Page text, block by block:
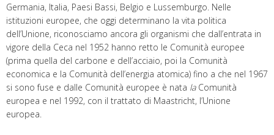
Germania, Italia, Paesi Bassi, Belgio e Lussemburgo. Nelle
istituzioni europee, che oggi determinano la vita politica
dell’Unione, riconosciamo ancora gli organismi che dall’entrata in
vigore della Ceca nel 1952 hanno retto le Comunità europee
(prima quella del carbone e dell’acciaio, poi la Comunità
economica e la Comunità dell’energia atomica) fino a che nel 1967
si sono fuse e dalle Comunità europee è nata laComunità
europea e nel 1992, con il trattato di Maastricht, l’Unione
europea.